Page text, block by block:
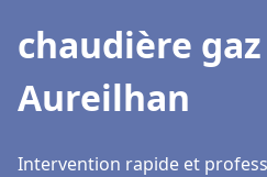
chaudière
Aureilhan
Intervention rapide et